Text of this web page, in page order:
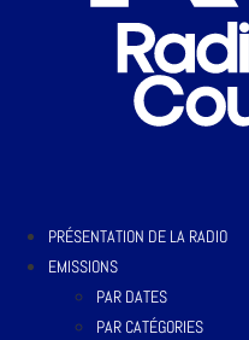
PRÉSENTATION DE LA RADIO
EMISSIONS
PAR DATES
PAR CATÉGORIES